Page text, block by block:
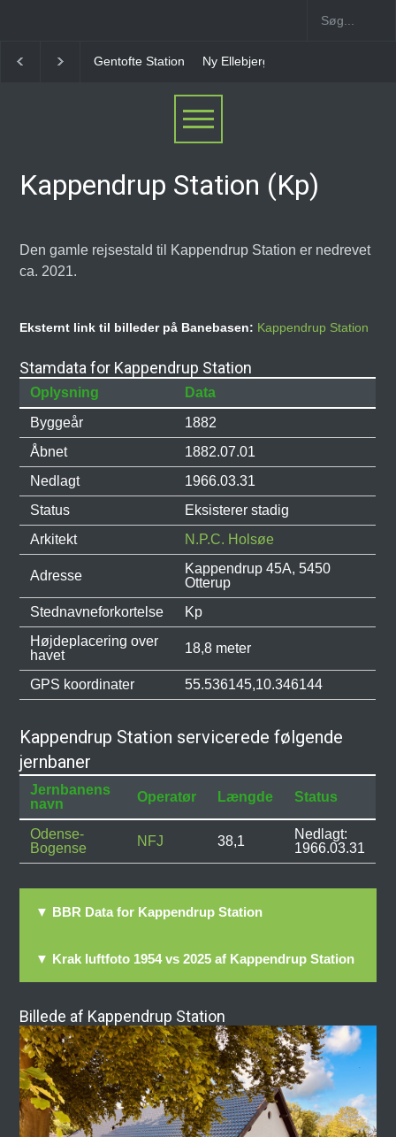
Ny Ellebjerg Station [2006-2023]
Kappendrup Station (Kp)
Den gamle rejsestald til Kappendrup Station er nedrevet
ca. 2021.
Eksternt link til billeder på Banebasen: Kappendrup Station
Stamdata for Kappendrup Station
Oplysning
Data
Byggeår
1882
Åbnet
1882.07.01
Nedlagt
1966.03.31
Status
Eksisterer stadig
Arkitekt
N.P.C. Holsøe
Adresse
Kappendrup 45A, 5450
Otterup
Stednavneforkortelse
Kp
Højdeplacering over
havet
18,8 meter
GPS koordinater 55.536145,10.346144
Kappendrup Station servicerede følgende
jernbaner
Jernbanens
navn
Operatør Længde Status
Odense-
Bogense
NFJ 38,1
Nedlagt:
1966.03.31
▼ BBR Data for Kappendrup Station
▼ Krak luftfoto 1954 vs 2025 af Kappendrup Station
Billede af Kappendrup Station